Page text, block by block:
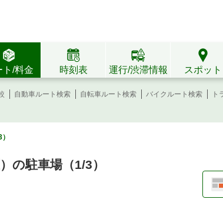
ト/料金 時刻表 運行/渋滞情報 スポット
自動車ルート検索 自転車ルート検索 バイクルート検索 ト
の駐車場（1/3）